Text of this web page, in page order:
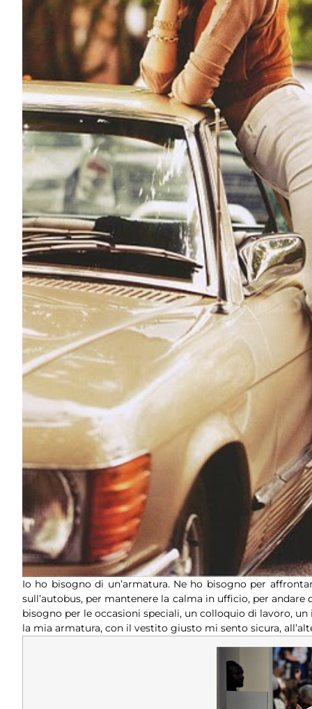
Io ho bisogno di un’armatura. Ne ho bisogno per
sull’autobus, per mantenere la calma in ufficio, per
bisogno per le occasioni speciali, un colloquio di lavoro,
la mia armatura, con il vestito giusto mi sento sicura,